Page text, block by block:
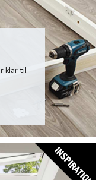
klar til